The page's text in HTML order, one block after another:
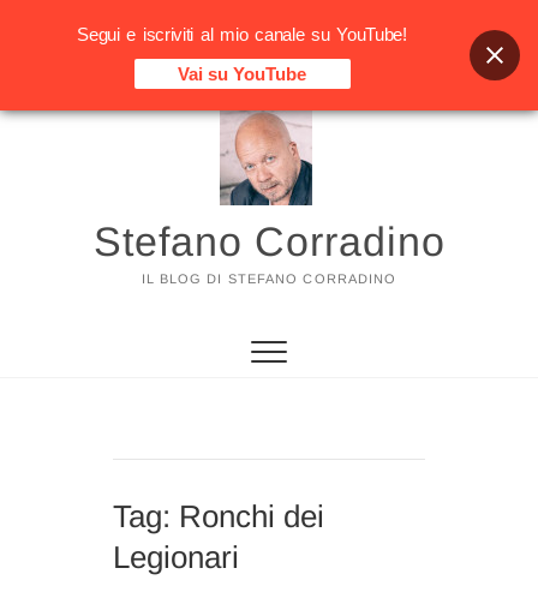
Vai
Stefano Corradino
IL BLOG DI STEFANO CORRADINO
Tag: Ronchi dei
Legionari
Segui e iscriviti al mio canale su YouTube!
Vai su YouTube